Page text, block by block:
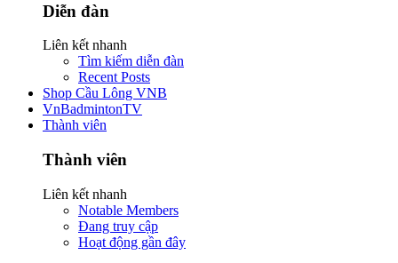
Diễn đàn
Liên kết nhanh
Tìm kiếm diễn đàn
Recent Posts
Shop Cầu Lông VNB
VnBadmintonTV
Thành viên
Thành viên
Liên kết nhanh
Notable Members
Đang truy cập
Hoạt động gần đây